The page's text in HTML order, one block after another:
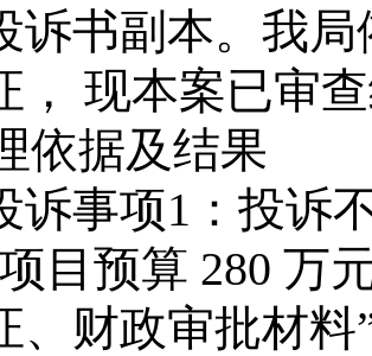
诉书副本。我
， 现本案已审
依据及结果
诉事项1：投诉
目预算 280 万
、财政审批材